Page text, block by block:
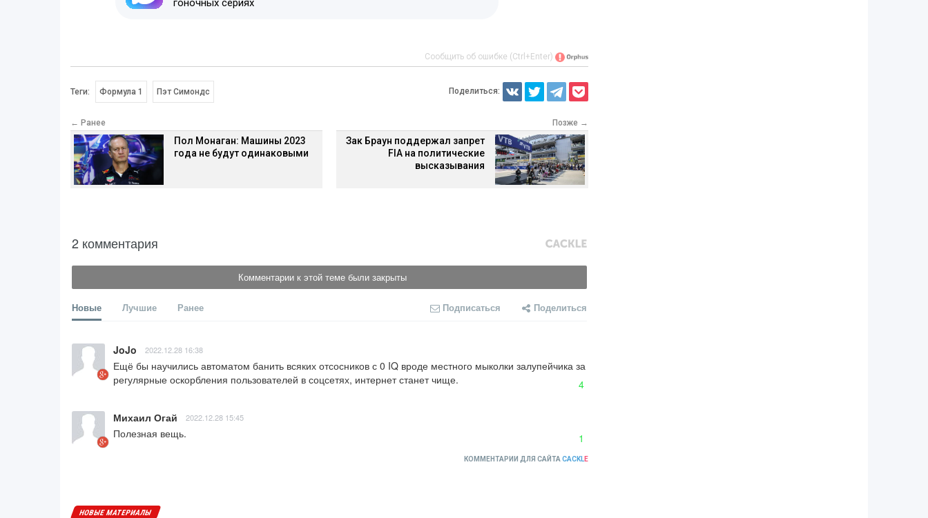
гоночных сериях
Сообщить об ошибке (Ctrl+Enter)
Теги: Формула 1 Пэт Симондс Поделиться:
← Ранее
Пол Монаган: Машины 2023
года не будут одинаковыми
Позже →
Зак Браун поддержал запрет
FIA на политические
высказывания
2 комментария
Комментарии к этой теме были закрыты
Новые Лучшие Ранее Подписаться Поделиться
JoJo 2022.12.28 16:38
Ещё бы научились автоматом банить всяких отсосников с 0 IQ вроде местного мыколки залупейчика за
регулярные оскорбления пользователей в соцсетях, интернет станет чище.
4
Михаил Огай 2022.12.28 15:45
Полезная вещь. 1
КОММЕНТАРИИ ДЛЯ САЙТА CACKLE
НОВЫЕ МАТЕРИАЛЫ